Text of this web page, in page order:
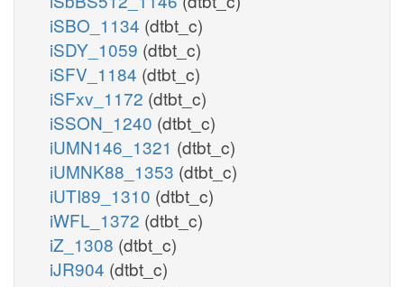
iSBO_1134 (dtbt_c)
iSDY_1059 (dtbt_c)
iSFV_1184 (dtbt_c)
iSFxv_1172 (dtbt_c)
iSSON_1240 (dtbt_c)
iUMN146_1321 (dtbt_c)
iUMNK88_1353 (dtbt_c)
iUTI89_1310 (dtbt_c)
iWFL_1372 (dtbt_c)
iZ_1308 (dtbt_c)
iJR904 (dtbt_c)